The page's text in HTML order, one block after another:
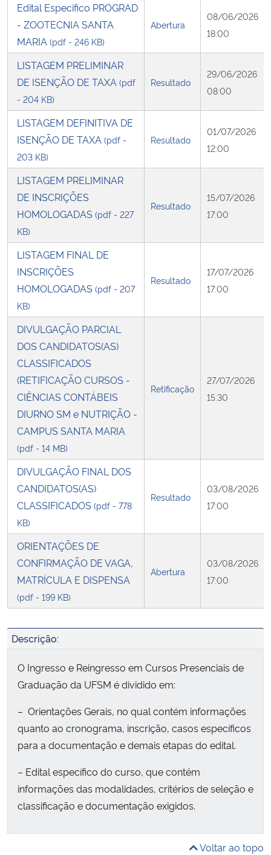
Edital Especifico PROGRAD
- ZOOTECNIA SANTA
MARIA (pdf - 246 KB)
Abertura
08/06/2026
18:00
LISTAGEM PRELIMINAR
DE ISENÇÃO DE TAXA (pdf
- 204 KB)
Resultado
29/06/2026
08:00
LISTAGEM DEFINITIVA DE
ISENÇÃO DE TAXA (pdf -
203 KB)
Resultado
01/07/2026
12:00
LISTAGEM PRELIMINAR
DE INSCRIÇÕES
HOMOLOGADAS (pdf - 227
KB)
Resultado
15/07/2026
17:00
LISTAGEM FINAL DE
INSCRIÇÕES
HOMOLOGADAS (pdf - 207
KB)
Resultado
17/07/2026
17:00
DIVULGAÇÃO PARCIAL
DOS CANDIDATOS(AS)
CLASSIFICADOS
(RETIFICAÇÃO CURSOS -
CIÊNCIAS CONTÁBEIS
DIURNO SM e NUTRIÇÃO -
CAMPUS SANTA MARIA
(pdf - 14 MB)
Retificação
27/07/2026
15:30
DIVULGAÇÃO FINAL DOS
CANDIDATOS(AS)
CLASSIFICADOS (pdf - 778
KB)
Resultado
03/08/2026
17:00
ORIENTAÇÕES DE
CONFIRMAÇÃO DE VAGA,
MATRÍCULA E DISPENSA
(pdf - 199 KB)
Abertura
03/08/2026
17:00
Descrição:
O Ingresso e Reingresso em Cursos Presenciais de
Graduação da UFSM é dividido em:
– Orientações Gerais, no qual contém informações
quanto ao cronograma, inscrição, casos específicos
para a documentação e demais etapas do edital.
– Edital específico do curso, que contém
informações das modalidades, critérios de seleção e
classificação e documentação exigidos.
Voltar ao topo